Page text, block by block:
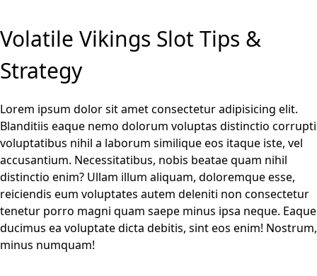
Volatile Vikings Slot Tips &
Strategy
Lorem ipsum dolor sit amet consectetur adipisicing elit.
Blanditiis eaque nemo dolorum voluptas distinctio corrupti
voluptatibus nihil a laborum similique eos itaque iste, vel
accusantium. Necessitatibus, nobis beatae quam nihil
distinctio enim? Ullam illum aliquam, doloremque esse,
reiciendis eum voluptates autem deleniti non consectetur
tenetur porro magni quam saepe minus ipsa neque. Eaque
ducimus ea voluptate dicta debitis, sint eos enim! Nostrum,
minus numquam!